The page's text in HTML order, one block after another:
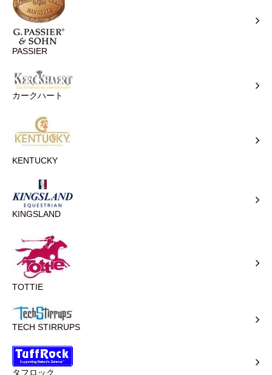
PASSIER
カークハート
KENTUCKY
KINGSLAND
TOTTIE
TECH STIRRUPS
タフロック